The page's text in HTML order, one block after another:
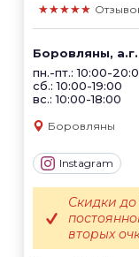
★★★★★
Боровляны,
пн.-пт.: 10:00-
сб.: 10:00-19:00
вс.: 10:00-18:00
Боровляны
Instagram
Скидки до
вторых